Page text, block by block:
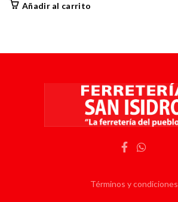
Añadir al carrito
Términos y condiciones